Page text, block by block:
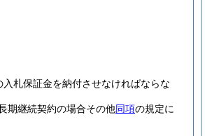
札保証金を納付させなければならな
期継続契約の場合その他同項の規定に